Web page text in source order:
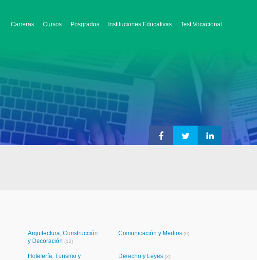
Carreras Cursos Posgrados Instituciones Educativas Test Vocacional
Arquitectura, Construcción
y Decoración (12)
Comunicación y Medios (9)
Hotelería, Turismo y
Derecho y Leyes (3)